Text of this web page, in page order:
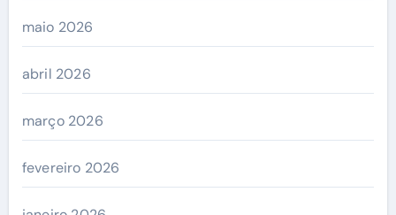
maio 2026
abril 2026
março 2026
fevereiro 2026